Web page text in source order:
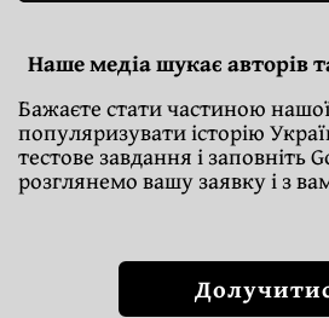
Наше медіа шукає авторів
Бажаєте стати частиною
популяризувати історію
тестове завдання і
розглянемо вашу заявку і з